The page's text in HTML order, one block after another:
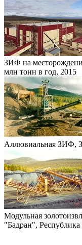
ЗИФ на
млн тонн в год, 2015
Аллювиальная ЗИФ,
Модульная
"Бадран",